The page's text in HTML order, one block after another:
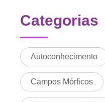
Categorias
Autoconhecimento
Campos Mórficos